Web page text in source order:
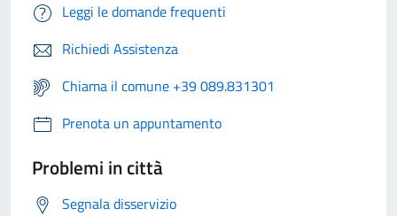
Leggi le domande frequenti
Richiedi Assistenza
Chiama il comune +39 089.831301
Prenota un appuntamento
Problemi in città
Segnala disservizio